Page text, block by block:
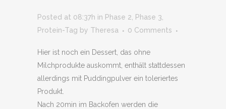
Posted at 08:37h in Phase 2 Phase 3
Protein-Tag by Theresa 0 Comments
Hier ist noch ein Dessert, das ohne
Milchprodukte auskommt, enthält stattdessen
allerdings mit Puddingpulver ein toleriertes
Produkt.
Nach 20min im Backofen werden die